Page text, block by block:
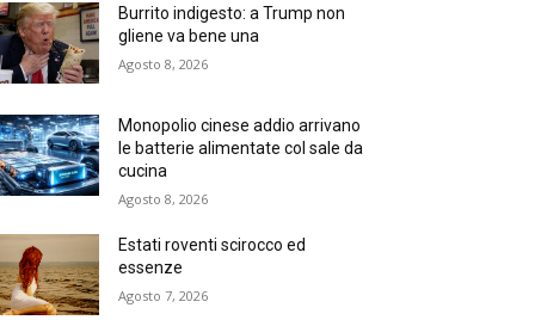
Burrito indigesto: a Trump non
gliene va bene una
Agosto 8, 2026
Monopolio cinese addio arrivano
le batterie alimentate col sale da
cucina
Agosto 8, 2026
Estati roventi scirocco ed
essenze
Agosto 7, 2026